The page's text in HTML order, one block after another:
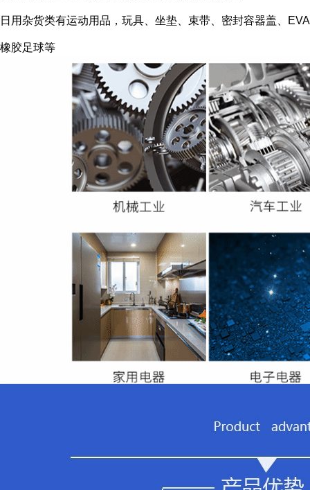
日用杂货类有运动用品，玩具、坐垫、束带、密封容器盖、EVA
橡胶足球等